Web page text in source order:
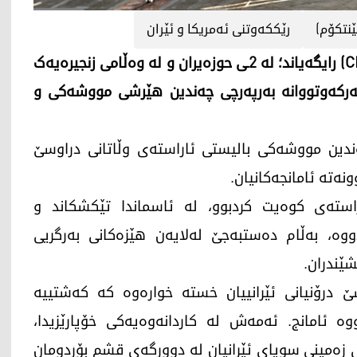
رێککەوتنی ئەمریکا و ئێران
فەرماندەیی ناوەندیی هێزەکانی ئەمریکا (CENTCOM) رایگەیاند؛ لە 2ـی حوزەیران و لە وەڵامی زنجیرەیەک
بەرپەرچی چەندین هێرشی مووشەکی و
مووشەکی بالیستی ئاراستەی وڵاتانی دراوسێ
ئامانجەکانیان.
کوەیت کردبوو، لە ئاسماندا تێکشکاند و
بەڵام دەستبەجێ لەلایەن هێزەکانی بەرگریی
ئێرانییان خستە خوارەوە کە کەشتییە
ئامانج. ئەمەش لە کاردانەوەیەکی خۆپارێزیدا،
سوپای ئێرانیان لە دوورگەی قشم بۆردومان